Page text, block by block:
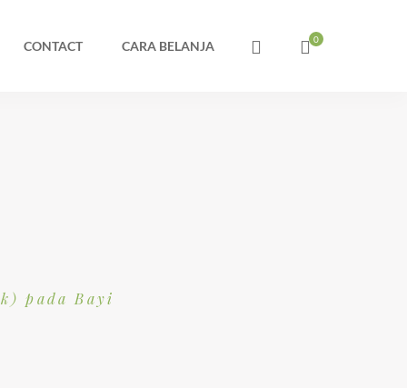
CONTACT CARA BELANJA
pada Bayi